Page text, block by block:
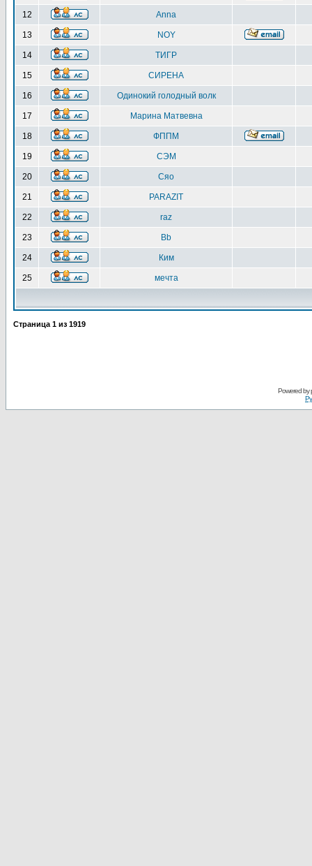
12 Anna
13 NOY
14 ТИГР
15 СИРЕНА
16 Одинокий голодный волк
17 Марина Матвевна
18 ФППМ
19 СЭМ
20 Сяо
21 PARAZIT
22 raz
23 Bb
24 Ким
25 мечта
Страница 1 из 1919
Powered by